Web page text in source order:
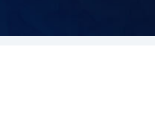
，提升产品品质和竞争力，